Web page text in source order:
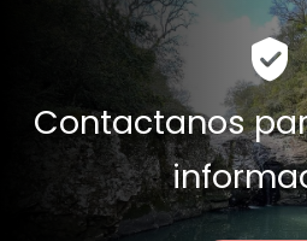
Contactanos